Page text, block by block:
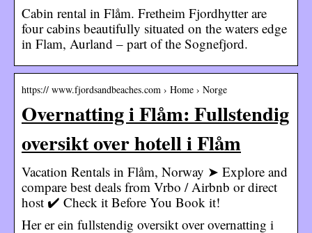
Cabin rental in Flåm. Fretheim Fjordhytter are
four cabins beautifully situated on the waters edge
in Flam, Aurland – part of the Sognefjord.
https:// www.fjordsandbeaches.com › Home › Norge
Overnatting i Flåm: Fullstendig
oversikt over hotell i Flåm
Vacation Rentals in Flåm, Norway ➤ Explore and
compare best deals from Vrbo / Airbnb or direct
host ✔️ Check it Before You Book it!
Her er ein fullstendig oversikt over overnatting i